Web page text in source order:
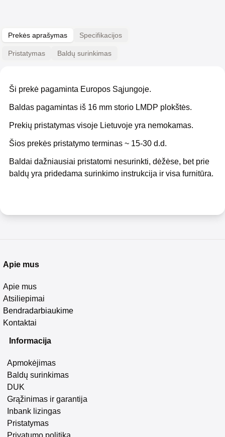
Prekės aprašymas Specifikacijos
Pristatymas Baldų surinkimas
Ši prekė pagaminta Europos Sąjungoje.
Baldas pagamintas iš 16 mm storio LMDP plokštės.
Prekių pristatymas visoje Lietuvoje yra nemokamas.
Šios prekės pristatymo terminas ~ 15-30 d.d.
Baldai dažniausiai pristatomi nesurinkti, dėžėse, bet prie
baldų yra pridedama surinkimo instrukcija ir visa furnitūra.
Apie mus
Apie mus
Atsiliepimai
Bendradarbiaukime
Kontaktai
Informacija
Apmokėjimas
Baldų surinkimas
DUK
Grąžinimas ir garantija
Inbank lizingas
Pristatymas
Privatumo politika